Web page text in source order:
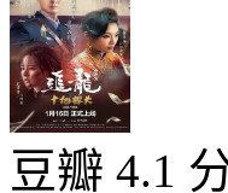
豆瓣 4.1